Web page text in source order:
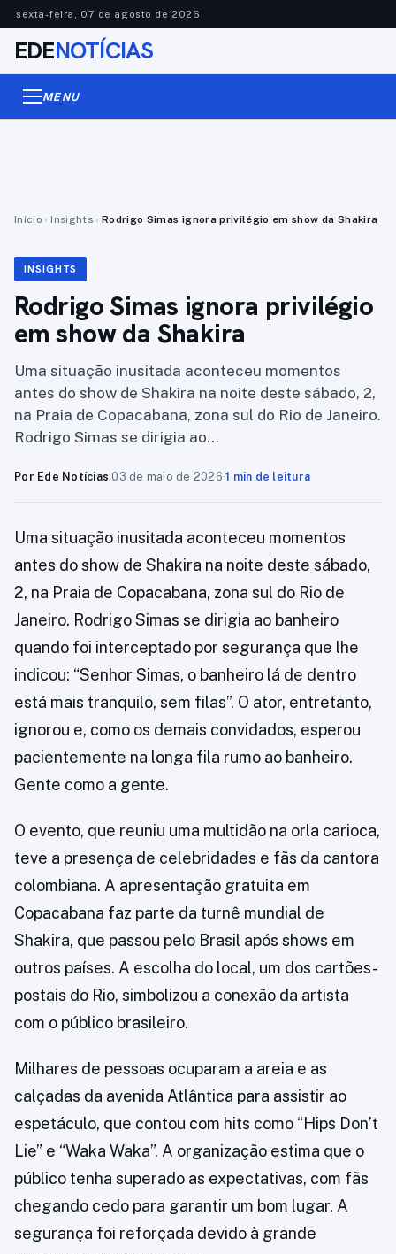
sexta-feira, 07 de agosto de 2026
EDENOTÍCIAS
MENU
Início › Insights › Rodrigo Simas ignora privilégio em show da Shakira
INSIGHTS
Rodrigo Simas ignora privilégio
em show da Shakira
Uma situação inusitada aconteceu momentos
antes do show de Shakira na noite deste sábado, 2,
na Praia de Copacabana, zona sul do Rio de Janeiro.
Rodrigo Simas se dirigia ao…
Por Ede Notícias·03 de maio de 2026·1 min de leitura
Uma situação inusitada aconteceu momentos
antes do show de Shakira na noite deste sábado,
2, na Praia de Copacabana, zona sul do Rio de
Janeiro. Rodrigo Simas se dirigia ao banheiro
quando foi interceptado por segurança que lhe
indicou: “Senhor Simas, o banheiro lá de dentro
está mais tranquilo, sem filas”. O ator, entretanto,
ignorou e, como os demais convidados, esperou
pacientemente na longa fila rumo ao banheiro.
Gente como a gente.
O evento, que reuniu uma multidão na orla carioca,
teve a presença de celebridades e fãs da cantora
colombiana. A apresentação gratuita em
Copacabana faz parte da turnê mundial de
Shakira, que passou pelo Brasil após shows em
outros países. A escolha do local, um dos cartões-
postais do Rio, simbolizou a conexão da artista
com o público brasileiro.
Milhares de pessoas ocuparam a areia e as
calçadas da avenida Atlântica para assistir ao
espetáculo, que contou com hits como “Hips Don’t
Lie” e “Waka Waka”. A organização estima que o
público tenha superado as expectativas, com fãs
chegando cedo para garantir um bom lugar. A
segurança foi reforçada devido à grande